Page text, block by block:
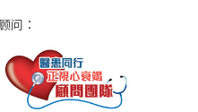
顾问：